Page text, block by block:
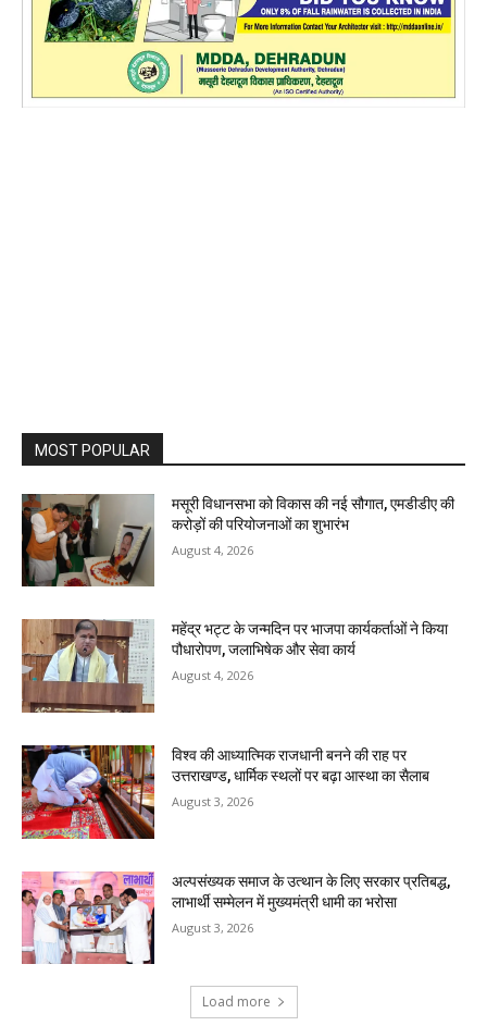
MOST POPULAR
मसूरी विधानसभा को विकास की नई सौगात, एमडीडीए की
करोड़ों की परियोजनाओं का शुभारंभ
August 4, 2026
महेंद्र भट्ट के जन्मदिन पर भाजपा कार्यकर्ताओं ने किया
पौधारोपण, जलाभिषेक और सेवा कार्य
August 4, 2026
विश्व की आध्यात्मिक राजधानी बनने की राह पर
उत्तराखण्ड, धार्मिक स्थलों पर बढ़ा आस्था का सैलाब
August 3, 2026
अल्पसंख्यक समाज के उत्थान के लिए सरकार प्रतिबद्ध,
लाभार्थी सम्मेलन में मुख्यमंत्री धामी का भरोसा
August 3, 2026
Load more